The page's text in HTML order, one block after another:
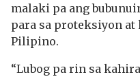
malaki pa ang
para sa proteksiyon at
Pilipino.
“Lubog pa rin sa